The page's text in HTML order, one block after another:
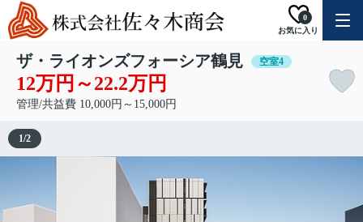
お気に入り
0
ザ・ライオンズフォーシア鶴見 空室4
12万円～22.2万円
管理/共益費 10,000円～15,000円
1/2